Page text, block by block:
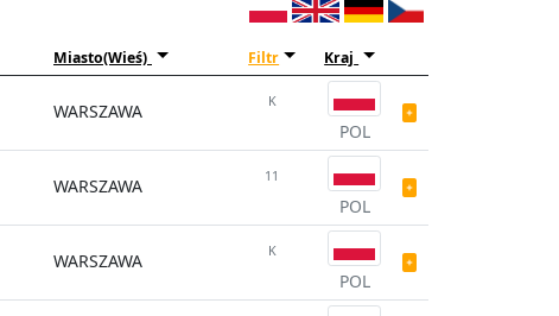
Miasto(Wieś) Filtr Kraj
WARSZAWA K
POL
WARSZAWA 11
POL
WARSZAWA K
POL